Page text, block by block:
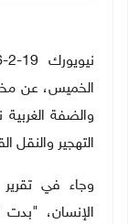
الخميس، عن
والضفة الغربية
التهجير والنقل
وجاء في
الإنسان، "بدت